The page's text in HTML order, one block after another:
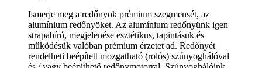
Ismerje meg a redőnyök prémium szegmensét, az
alumínium redőnyöket. Az alumínium redőnyünk igen
strapabíró, megjelenése esztétikus, tapintásuk és
működésük valóban prémium érzetet ad. Redőnyét
rendelheti beépített mozgatható (rolós) szúnyoghálóval